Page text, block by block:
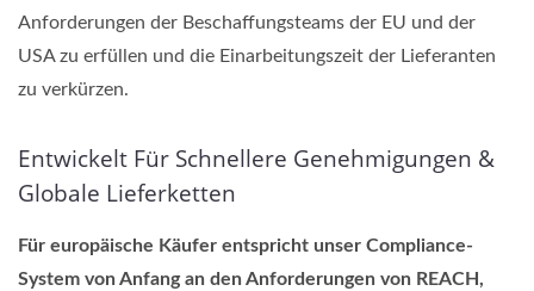
Anforderungen der Beschaffungsteams der EU und der
USA zu erfüllen und die Einarbeitungszeit der Lieferanten
zu verkürzen.
Entwickelt Für Schnellere Genehmigungen &
Globale Lieferketten
Für europäische Käufer entspricht unser Compliance-
System von Anfang an den Anforderungen von REACH,